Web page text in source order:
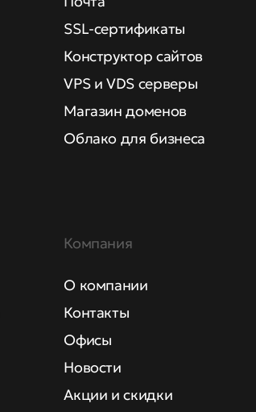
SSL-сертификаты
Конструктор сайтов
VPS и VDS серверы
Магазин доменов
Облако для бизнеса
Компания
О компании
Контакты
Офисы
Новости
Акции и скидки